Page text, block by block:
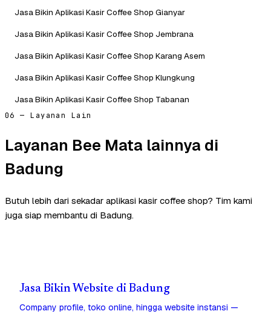
Jasa Bikin Aplikasi Kasir Coffee Shop Gianyar
Jasa Bikin Aplikasi Kasir Coffee Shop Jembrana
Jasa Bikin Aplikasi Kasir Coffee Shop Karang Asem
Jasa Bikin Aplikasi Kasir Coffee Shop Klungkung
Jasa Bikin Aplikasi Kasir Coffee Shop Tabanan
06 — Layanan Lain
Layanan Bee Mata lainnya di
Badung
Butuh lebih dari sekadar aplikasi kasir coffee shop? Tim kami
juga siap membantu di Badung.
Jasa Bikin Website di Badung
Company profile, toko online, hingga website instansi —